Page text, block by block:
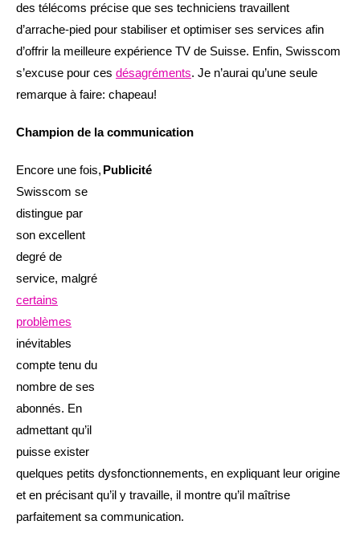
des télécoms précise que ses techniciens travaillent
d’arrache-pied pour stabiliser et optimiser ses services afin
d’offrir la meilleure expérience TV de Suisse. Enfin, Swisscom
s’excuse pour ces désagréments. Je n’aurai qu’une seule
remarque à faire: chapeau!
Champion de la communication
Publicité
Encore une fois,
Swisscom se
distingue par
son excellent
degré de
service, malgré
certains
problèmes
inévitables
compte tenu du
nombre de ses
abonnés. En
admettant qu’il
puisse exister
quelques petits dysfonctionnements, en expliquant leur origine
et en précisant qu’il y travaille, il montre qu’il maîtrise
parfaitement sa communication.